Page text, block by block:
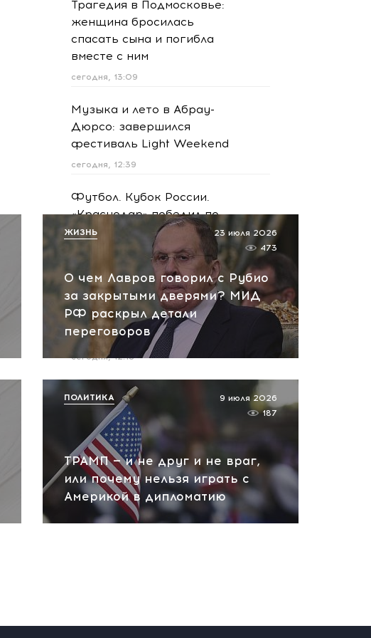
Трагедия в Подмосковье:
женщина бросилась
спасать сына и погибла
вместе с ним
сегодня, 13:09
Музыка и лето в Абрау-
Дюрсо: завершился
фестиваль Light Weekend
сегодня, 12:39
Футбол. Кубок России.
«Краснодар» победил по
пенальти «Ахмат»
Масштабная атака на
Ярославскую область!
Обломки БПЛА вызвали
пожар на НПЗ
сегодня, 12:18
О чем Лавров говорил с Рубио
за закрытыми дверями? МИД
РФ раскрыл детали
переговоров
23 июля 2026
473
ЖИЗНЬ
ТРАМП — и не друг и не враг,
или почему нельзя играть с
Америкой в дипломатию
9 июля 2026
187
ПОЛИТИКА